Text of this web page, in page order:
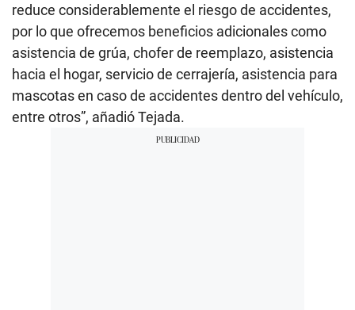
reduce considerablemente el riesgo de accidentes,
por lo que ofrecemos beneficios adicionales como
asistencia de grúa, chofer de reemplazo, asistencia
hacia el hogar, servicio de cerrajería, asistencia para
mascotas en caso de accidentes dentro del vehículo,
entre otros”, añadió Tejada.